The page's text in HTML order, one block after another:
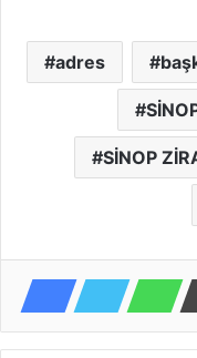
adres
SİNOP